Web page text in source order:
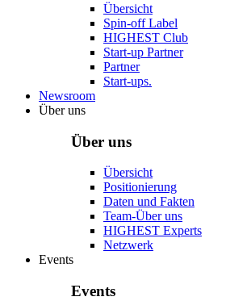
Übersicht
Spin-off Label
HIGHEST Club
Start-up Partner
Partner
Start-ups.
Newsroom
Über uns
Über uns
Übersicht
Positionierung
Daten und Fakten
Team-Über uns
HIGHEST Experts
Netzwerk
Events
Events